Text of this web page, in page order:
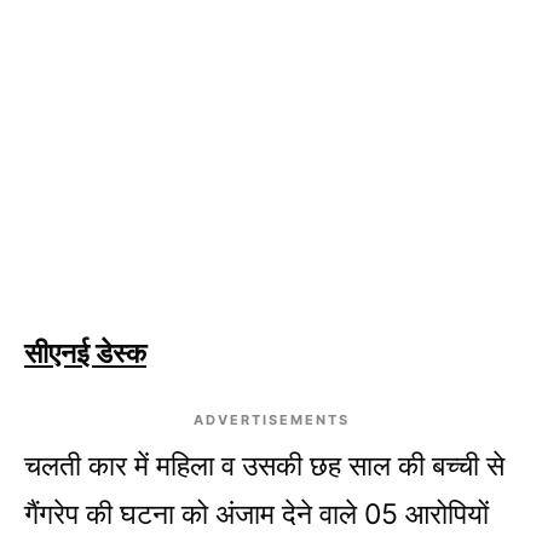
सीएनई डेस्क
ADVERTISEMENTS
चलती कार में महिला व उसकी छह साल की बच्ची से
गैंगरेप की घटना को अंजाम देने वाले 05 आरोपियों